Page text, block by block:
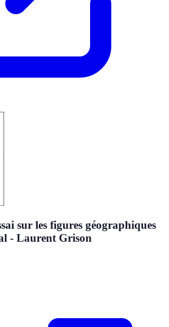
sur les figures géographiques
- Laurent Grison